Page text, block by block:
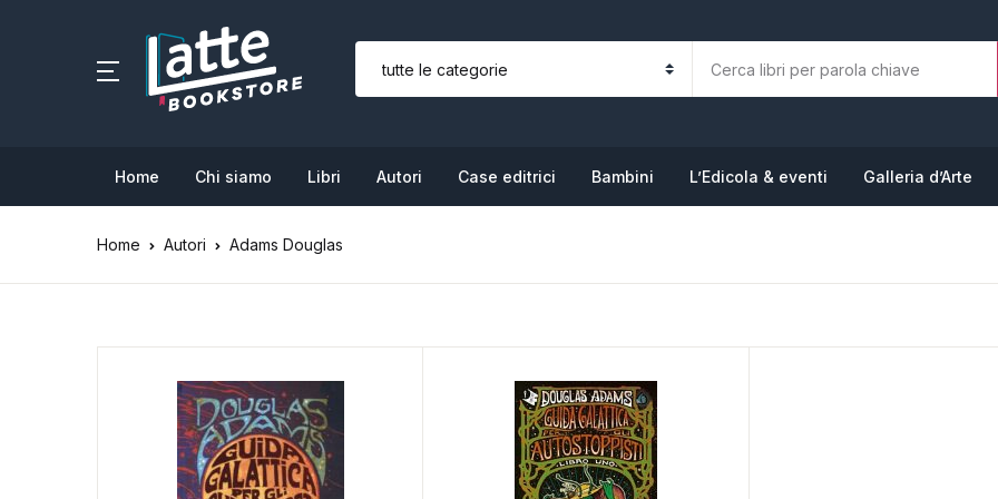
Home Chi siamo Libri Autori Case editrici Bambini L’Edicola & eventi Galleria d’Arte
SHOP BY CATEGORY
L’Edicola & eventi
La tua
Home Autori Adams Douglas